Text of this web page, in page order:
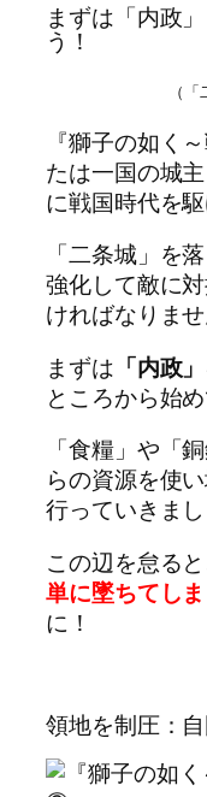
まずは「内政
う！
（
『獅子の如く
たは一国の城
に戦国時代を駆
「二条城」を
強化して敵に
ければなりませ
まずは 「内政
ところから始
「食糧」や「
らの資源を使
行っていきまし
この辺を怠る
単に墜ちてし
に！
領地を制圧：